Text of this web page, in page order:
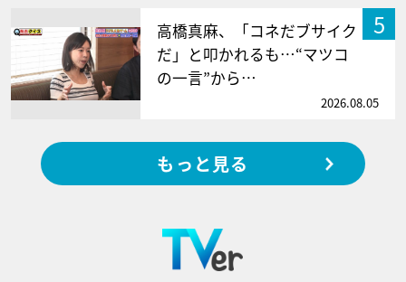
5
高橋真麻、「コネだブサイク
だ」と叩かれるも…“マツコ
の一言”から…
2026.08.05
もっと見る